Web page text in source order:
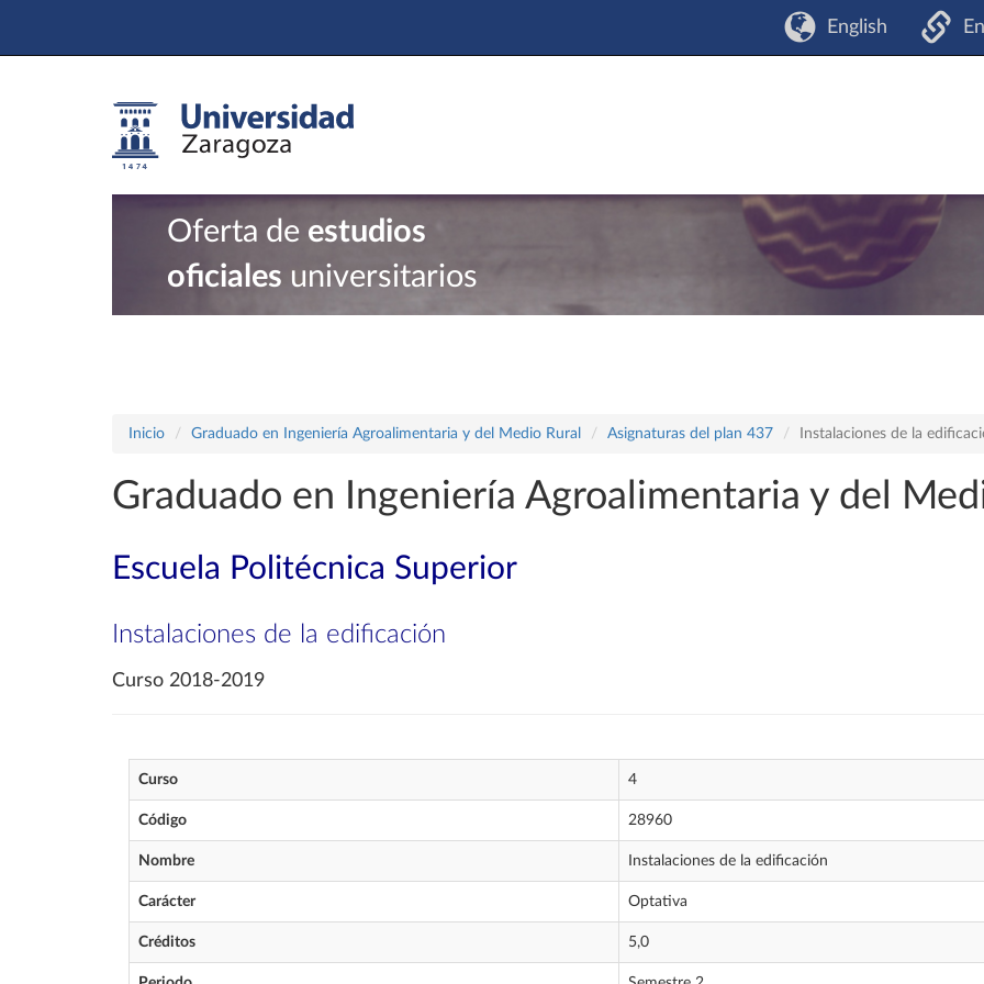
English
Oferta de estudios
oficiales universitarios
Inicio Graduado en Ingeniería Agroalimentaria y del Medio Rural Asignaturas del plan 437 Instalaciones de la
Graduado en Ingeniería Agroalimentaria y del
Escuela Politécnica Superior
Instalaciones de la edificación
Curso 2018-2019
Curso 4
Código 28960
Nombre Instalaciones de la edificación
Carácter Optativa
Créditos 5,0